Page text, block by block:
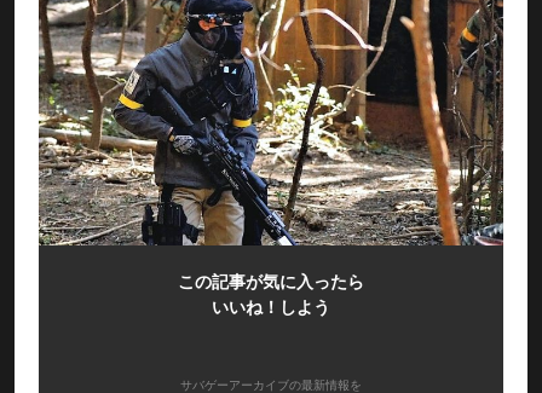
この記事が気に入ったら
いいね！しよう
サバゲーアーカイブの最新情報を